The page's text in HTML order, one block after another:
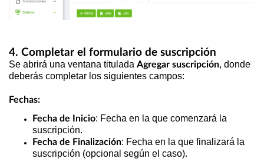
4. Completar el formulario de suscripción
Se abrirá una ventana titulada Agregar suscripción, donde
deberás completar los siguientes campos:
Fechas:
Fecha de Inicio: Fecha en la que comenzará la
suscripción.
Fecha de Finalización: Fecha en la que finalizará la
suscripción (opcional según el caso).